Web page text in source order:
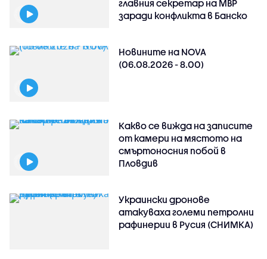
главния секретар на МВР
заради конфликта в Банско
Новините на NOVA
(06.08.2026 - 8.00)
Какво се вижда на записите
от камери на мястото на
смъртоносния побой в
Пловдив
Украински дронове
атакуваха големи петролни
рафинерии в Русия (СНИМКА)